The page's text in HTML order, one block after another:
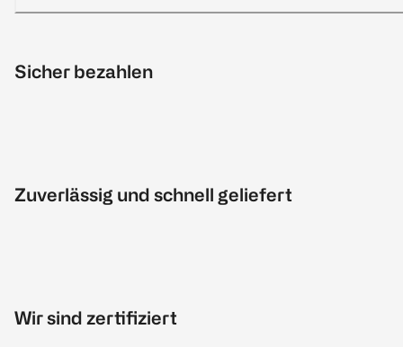
Sicher bezahlen
Zuverlässig und schnell geliefert
Wir sind zertifiziert